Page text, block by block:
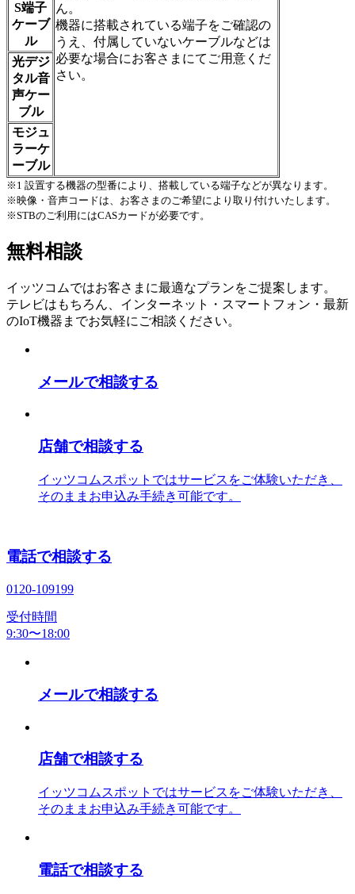
ん。
機器に搭載されている端子をご確認の
うえ、付属していないケーブルなどは
必要な場合にお客さまにてご用意くだ
さい。
S端子
ケーブ
ル
光デジ
タル音
声ケー
ブル
モジュ
ラーケ
ーブル
※1 設置する機器の型番により、搭載している端子などが異なります。
※映像・音声コードは、お客さまのご希望により取り付けいたします。
※STBのご利用にはCASカードが必要です。
無料相談
イッツコムではお客さまに最適なプランをご提案します。
テレビはもちろん、インターネット・スマートフォン・最新
のIoT機器までお気軽にご相談ください。
メールで相談する
店舗で相談する
イッツコムスポットではサービスをご体験いただき、
そのままお申込み手続き可能です。
電話で相談する
0120-109199
受付時間
9:30〜18:00
メールで相談する
店舗で相談する
イッツコムスポットではサービスをご体験いただき、
そのままお申込み手続き可能です。
電話で相談する